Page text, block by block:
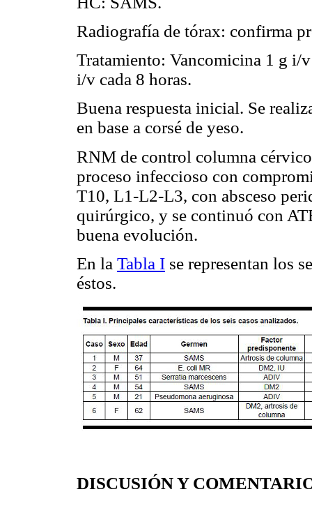
Radiografía de tórax: confirma
Tratamiento: Vancomicina 1 g i/
i/v cada 8 horas.
Buena respuesta inicial. Se
en base a corsé de yeso.
RNM de control columna
proceso infeccioso con
T10, L1-L2-L3, con absceso
quirúrgico, y se continuó con
buena evolución.
En la Tabla I se representan los
éstos.
DISCUSIÓN Y